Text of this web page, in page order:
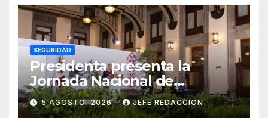
SEGURIDAD
Presidenta presenta la
Jornada Nacional de
Reforestación 2026; se
realizará el 9 de agosto y se
5 AGOSTO, 2026 JEFE REDACCION